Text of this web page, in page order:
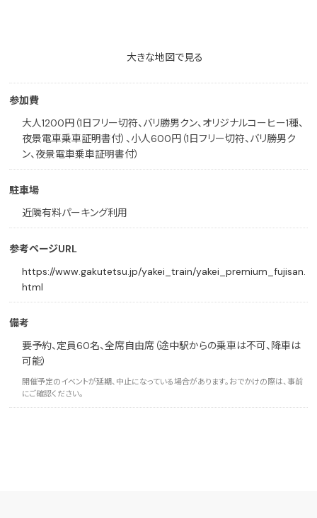
大きな地図で見る
参加費
大人1200円（1日フリー切符、バリ勝男クン、オリジナルコーヒー1種、
夜景電車乗車証明書付）、小人600円（1日フリー切符、バリ勝男ク
ン、夜景電車乗車証明書付）
駐車場
近隣有料パーキング利用
参考ページURL
https://www.gakutetsu.jp/yakei_train/yakei_premium_fujisan.
html
備考
要予約、定員60名、全席自由席（途中駅からの乗車は不可、降車は
可能）
開催予定のイベントが延期、中止になっている場合があります。おでかけの際は、事前
にご確認ください。